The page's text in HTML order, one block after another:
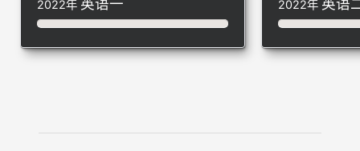
2022年 英语一 2022年 英语